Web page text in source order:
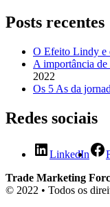
Posts recentes
O Efeito Lindy e
A importância de
2022
Os 5 As da
Redes sociais
LinkedIn
Trade Marketing
© 2022 • Todos os